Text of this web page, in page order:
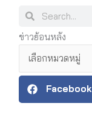
SearchSearch
ข่าวย้อนหลัง
ข่าว
ย้อน
หลัง
Facebook